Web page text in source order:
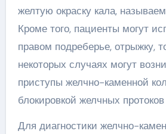
желтую окраску кала,
Кроме того, пациенты могут
правом подреберье, отрыжку,
некоторых случаях могут
приступы желчно-каменной
блокировкой желчных
Для диагностики желчно-